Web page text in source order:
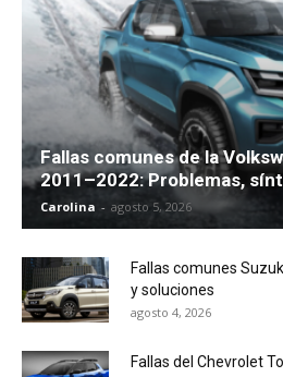
Fallas comunes de la
2011–2022: Problemas,
Carolina - agosto 5, 2026
Fallas comunes
y soluciones
agosto 4, 2026
Fallas del Chevrolet